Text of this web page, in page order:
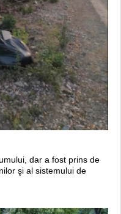
dar a fost prins de
şi al sistemului de